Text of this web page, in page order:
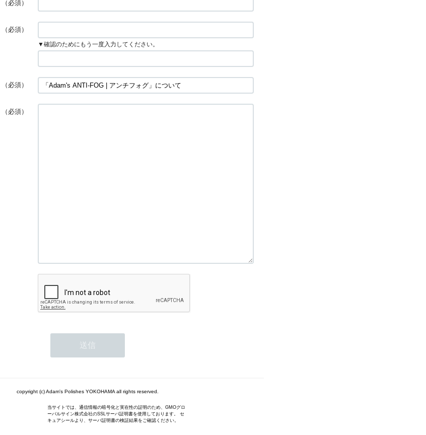
（必須）
（必須）
▼確認のためにもう一度入力してください。
（必須）
（必須）
copyright (c) Adam's Polishes YOKOHAMA all rights reserved.
当サイトでは、通信情報の暗号化と実在性の証明のため、GMOグロ
ーバルサイン株式会社のSSLサーバ証明書を使用しております。 セ
キュアシールより、サーバ証明書の検証結果をご確認ください。